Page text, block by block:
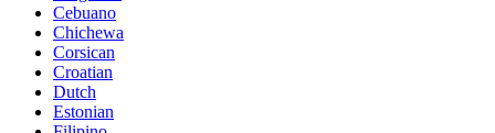
Cebuano
Chichewa
Corsican
Croatian
Dutch
Estonian